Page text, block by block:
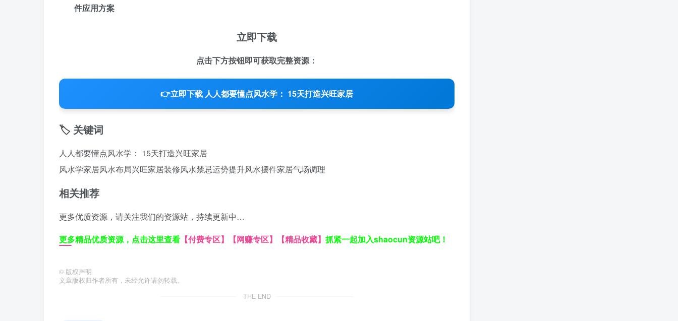
件应用方案
立即下载
点击下方按钮即可获取完整资源：
👉立即下载 人人都要懂点风水学： 15天打造兴旺家居
🏷️ 关键词
人人都要懂点风水学： 15天打造兴旺家居
风水学家居风水布局兴旺家居装修风水禁忌运势提升风水摆件家居气场调理
相关推荐
更多优质资源，请关注我们的资源站，持续更新中…
更多精品优质资源，点击这里查看 【付费专区】 【网赚专区】 【精品收藏】 抓紧一起加入shaocun资源站吧！
© 版权声明
文章版权归作者所有，未经允许请勿转载。
THE END